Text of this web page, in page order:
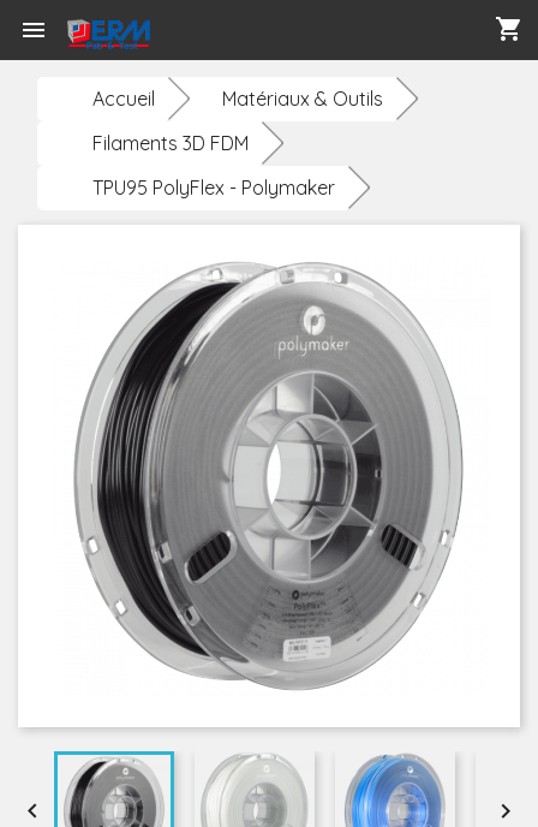
 shopping_cart
Accueil
Matériaux & Outils
Filaments 3D FDM
TPU95 PolyFlex - Polymaker
 